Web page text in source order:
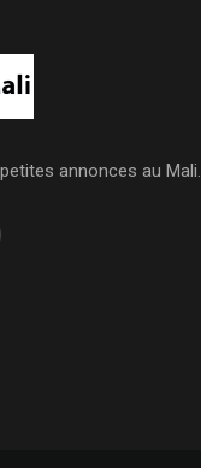
annonces au Mali.